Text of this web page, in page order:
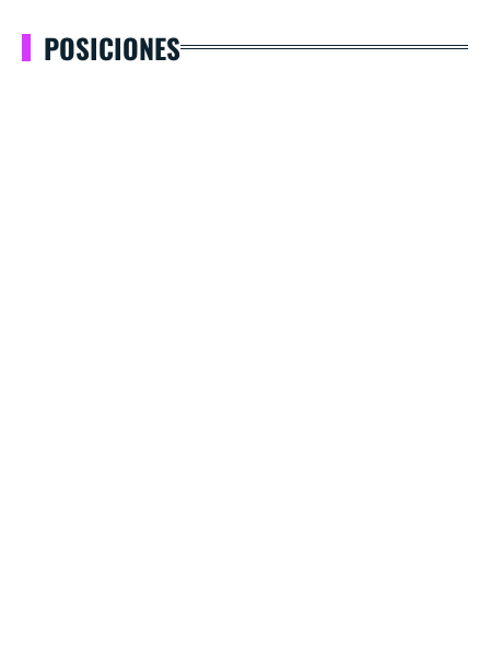
POSICIONES